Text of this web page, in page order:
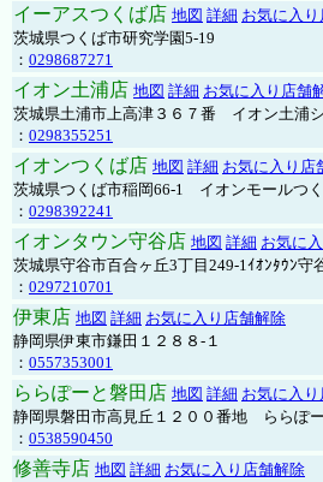
イーアスつくば店 地図 詳細 お気に入
茨城県つくば市研究学園5-19
： 0298687271
イオン土浦店 地図 詳細 お気に入り店舗
茨城県土浦市上高津３６７番 イオン土浦
： 0298355251
イオンつくば店 地図 詳細 お気に入り店
茨城県つくば市稲岡66-1 イオンモールつ
： 0298392241
イオンタウン守谷店 地図 詳細 お気に
茨城県守谷市百合ヶ丘3丁目249-1ｲｵﾝﾀｳﾝ守
： 0297210701
伊東店 地図 詳細 お気に入り店舗解除
静岡県伊東市鎌田１２８８-１
： 0557353001
ららぽーと磐田店 地図 詳細 お気に入
静岡県磐田市高見丘１２００番地 ららぽ
： 0538590450
修善寺店 地図 詳細 お気に入り店舗解除